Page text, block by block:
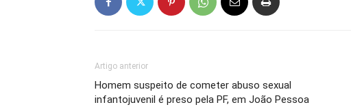
Artigo anterior
Homem suspeito de cometer abuso sexual
infantojuvenil é preso pela PF, em João Pessoa